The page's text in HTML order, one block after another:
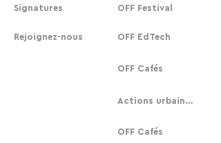
Signatures
Rejoignez-nous
OFF Festival
OFF EdTech
OFF Cafés
Actions urbaines
OFF Cafés